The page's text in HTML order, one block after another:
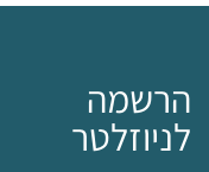
הרשמה
לניוזלטר